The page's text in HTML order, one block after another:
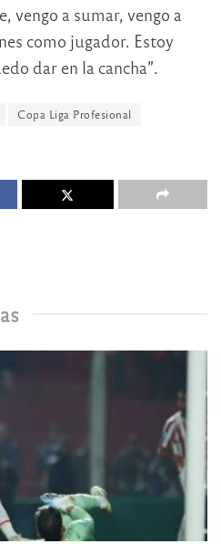
vengo a sumar, vengo a
como jugador. Estoy
dar en la cancha”.
Copa Liga Profesional